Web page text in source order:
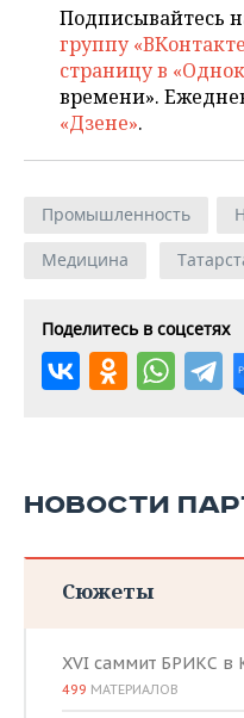
Подписывайтесь
группу
страницу в
времени».
«Дзене».
Промышленность
Медицина
Поделитесь в соцсетях
НОВОСТИ
Сюжеты
XVI саммит БРИКС в
499 МАТЕРИАЛОВ